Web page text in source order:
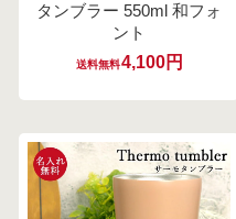
タンブラー 550ml 和フォ
ント
送料無料4,100円